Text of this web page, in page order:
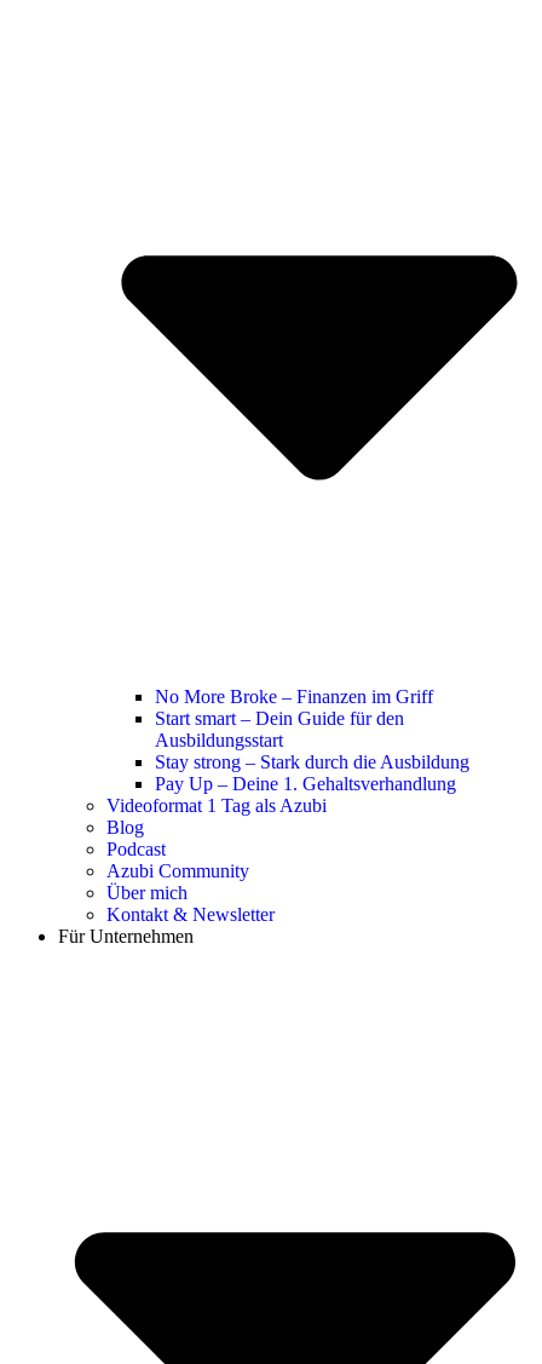
No More Broke – Finanzen im Griff
Start smart – Dein Guide für den
Ausbildungsstart
Stay strong – Stark durch die Ausbildung
Pay Up – Deine 1. Gehaltsverhandlung
Videoformat 1 Tag als Azubi
Blog
Podcast
Azubi Community
Über mich
Kontakt & Newsletter
Für Unternehmen